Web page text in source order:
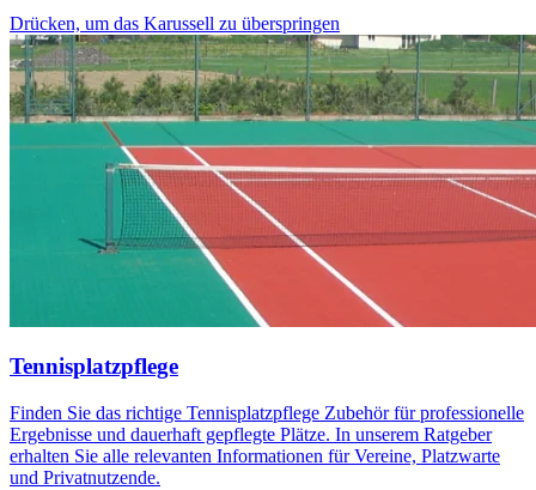
Drücken, um das Karussell zu überspringen
Tennisplatzpflege
Finden Sie das richtige Tennisplatzpflege Zubehör für professionelle
Ergebnisse und dauerhaft gepflegte Plätze. In unserem Ratgeber
erhalten Sie alle relevanten Informationen für Vereine, Platzwarte
und Privatnutzende.